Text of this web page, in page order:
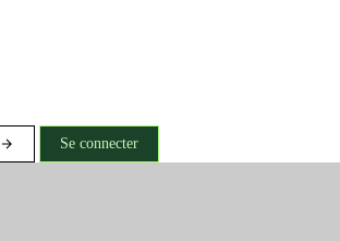
Se connecter